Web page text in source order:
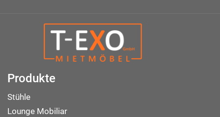
Produkte
Stühle
Lounge Mobiliar